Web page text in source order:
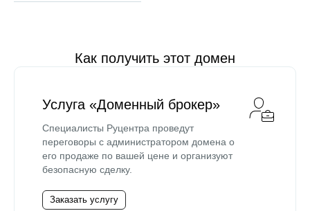
Как получить этот домен
Услуга «Доменный брокер»
Специалисты Руцентра проведут
переговоры с администратором домена о
его продаже по вашей цене и организуют
безопасную сделку.
Заказать услугу